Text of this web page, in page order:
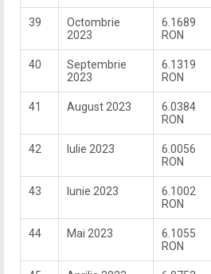
39
Octombrie
2023
6.1689
RON
40
Septembrie
2023
6.1319
RON
41 August 2023
6.0384
RON
42 Iulie 2023
6.0056
RON
43 Iunie 2023
6.1002
RON
44 Mai 2023
6.1055
RON